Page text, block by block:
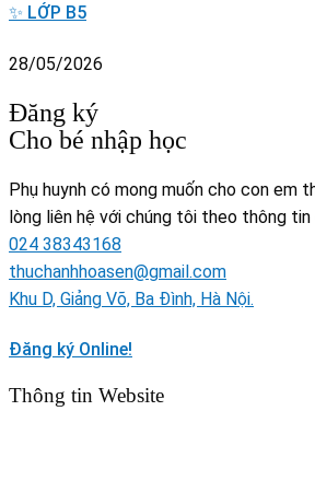
✨ LỚP B5
28/05/2026
Đăng ký
Cho bé nhập học
Phụ huynh có mong muốn cho con em
lòng liên hệ với chúng tôi theo thông tin
024 38343168
thuchanhhoasen@gmail.com
Khu D, Giảng Võ, Ba Đình, Hà Nội.
Đăng ký Online!
Thông tin Website